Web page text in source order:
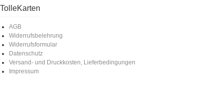
TolleKarten
AGB
Widerrufsbelehrung
Widerrufsformular
Datenschutz
Versand- und Druckkosten, Lieferbedingungen
Impressum